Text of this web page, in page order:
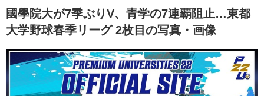
國學院大が7季ぶりV、青学の7連覇阻止…東都
大学野球春季リーグ 2枚目の写真・画像